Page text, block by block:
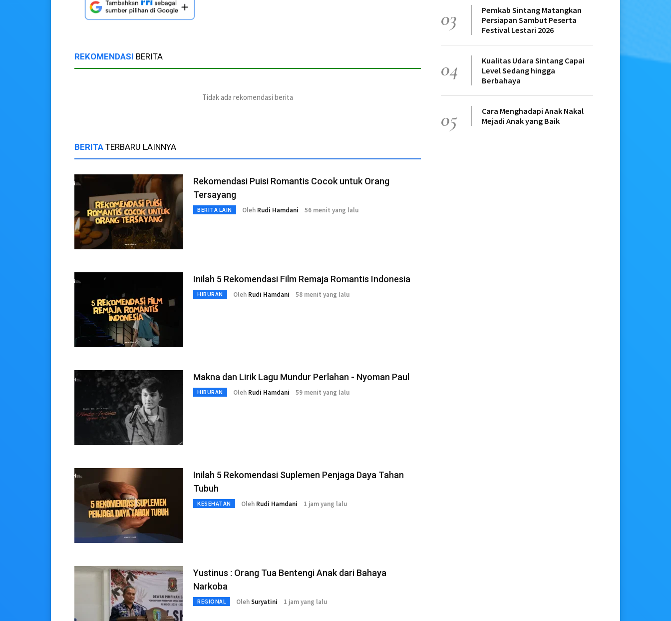
REKOMENDASI BERITA
Tidak ada rekomendasi berita
BERITA TERBARU LAINNYA
Rekomendasi Puisi Romantis Cocok untuk Orang
Tersayang
BERITA LAIN Oleh Rudi Hamdani 56 menit yang lalu
Inilah 5 Rekomendasi Film Remaja Romantis Indonesia
HIBURAN Oleh Rudi Hamdani 58 menit yang lalu
Makna dan Lirik Lagu Mundur Perlahan - Nyoman Paul
HIBURAN Oleh Rudi Hamdani 59 menit yang lalu
Inilah 5 Rekomendasi Suplemen Penjaga Daya Tahan
Tubuh
KESEHATAN Oleh Rudi Hamdani 1 jam yang lalu
Yustinus : Orang Tua Bentengi Anak dari Bahaya
Narkoba
REGIONAL OlehSuryatini 1 jam yang lalu
03
Pemkab Sintang Matangkan
Persiapan Sambut Peserta
Festival Lestari 2026
04
Kualitas Udara Sintang Capai
Level Sedang hingga
Berbahaya
05
Cara Menghadapi Anak Nakal
Mejadi Anak yang Baik